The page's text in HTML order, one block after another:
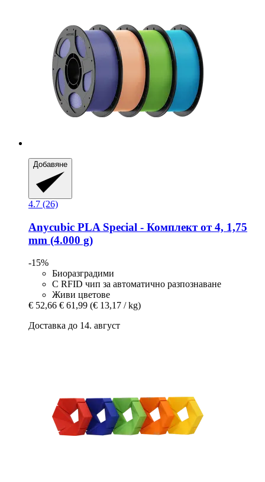
Добавяне
4.7 (26)
Anycubic PLA Special -​ Комплект от 4, 1,75
mm (4.000 g)
-15%
Биоразградими
С RFID чип за автоматично разпознаване
Живи цветове
€ 52,66 € 61,99 (€ 13,17 / kg)
Доставка до 14. август